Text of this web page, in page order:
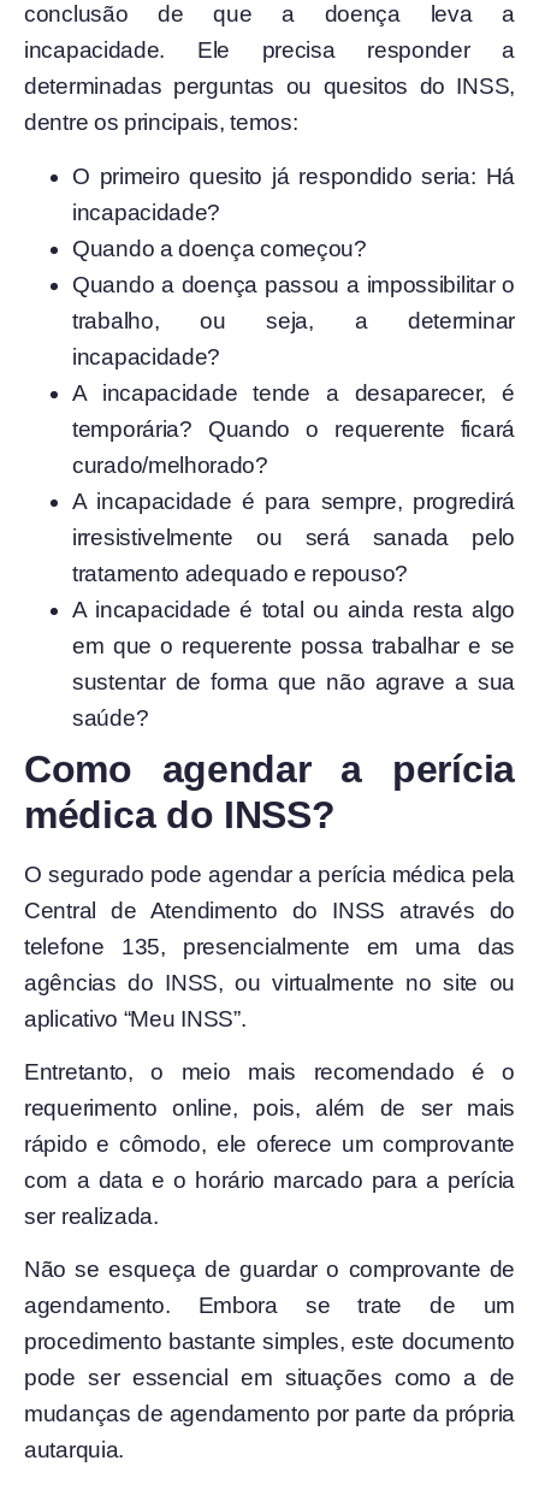
conclusão de que a doença leva a
incapacidade. Ele precisa responder a
determinadas perguntas ou quesitos do INSS,
dentre os principais, temos:
O primeiro quesito já respondido seria: Há
incapacidade?
Quando a doença começou?
Quando a doença passou a impossibilitar o
trabalho, ou seja, a determinar
incapacidade?
A incapacidade tende a desaparecer, é
temporária? Quando o requerente ficará
curado/melhorado?
A incapacidade é para sempre, progredirá
irresistivelmente ou será sanada pelo
tratamento adequado e repouso?
A incapacidade é total ou ainda resta algo
em que o requerente possa trabalhar e se
sustentar de forma que não agrave a sua
saúde?
Como agendar a perícia
médica do INSS?
O segurado pode agendar a perícia médica pela
Central de Atendimento do INSS através do
telefone 135, presencialmente em uma das
agências do INSS, ou virtualmente no site ou
aplicativo “Meu INSS”.
Entretanto, o meio mais recomendado é o
requerimento online, pois, além de ser mais
rápido e cômodo, ele oferece um comprovante
com a data e o horário marcado para a perícia
ser realizada.
Não se esqueça de guardar o comprovante de
agendamento. Embora se trate de um
procedimento bastante simples, este documento
pode ser essencial em situações como a de
mudanças de agendamento por parte da própria
autarquia.